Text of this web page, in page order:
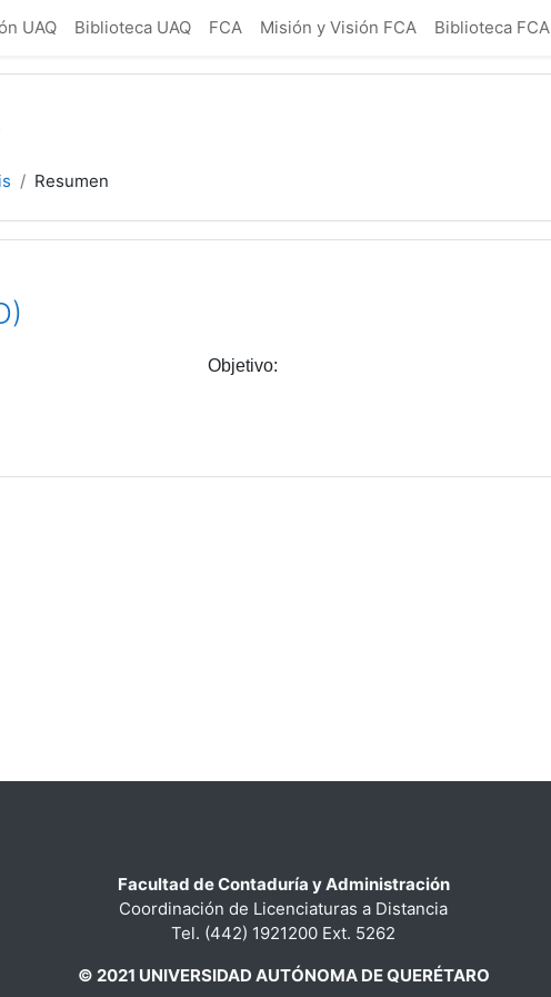
UAQ Biblioteca UAQ FCA Misión y Visión FCA Biblioteca FCA
Resumen
Objetivo:
Facultad de Contaduría y Administración
Coordinación de Licenciaturas a Distancia
Tel. (442) 1921200 Ext. 5262
© 2021 UNIVERSIDAD AUTÓNOMA DE QUERÉTARO